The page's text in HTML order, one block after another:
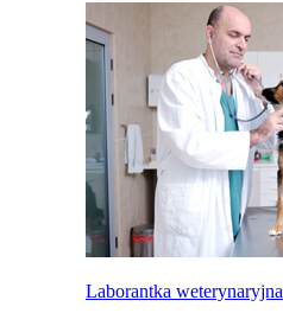
Laborantka weterynaryjna